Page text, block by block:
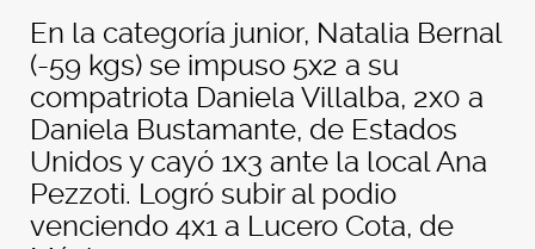
En la categoría junior, Natalia Bernal
(-59 kgs) se impuso 5x2 a su
compatriota Daniela Villalba, 2x0 a
Daniela Bustamante, de Estados
Unidos y cayó 1x3 ante la local Ana
Pezzoti. Logró subir al podio
venciendo 4x1 a Lucero Cota, de